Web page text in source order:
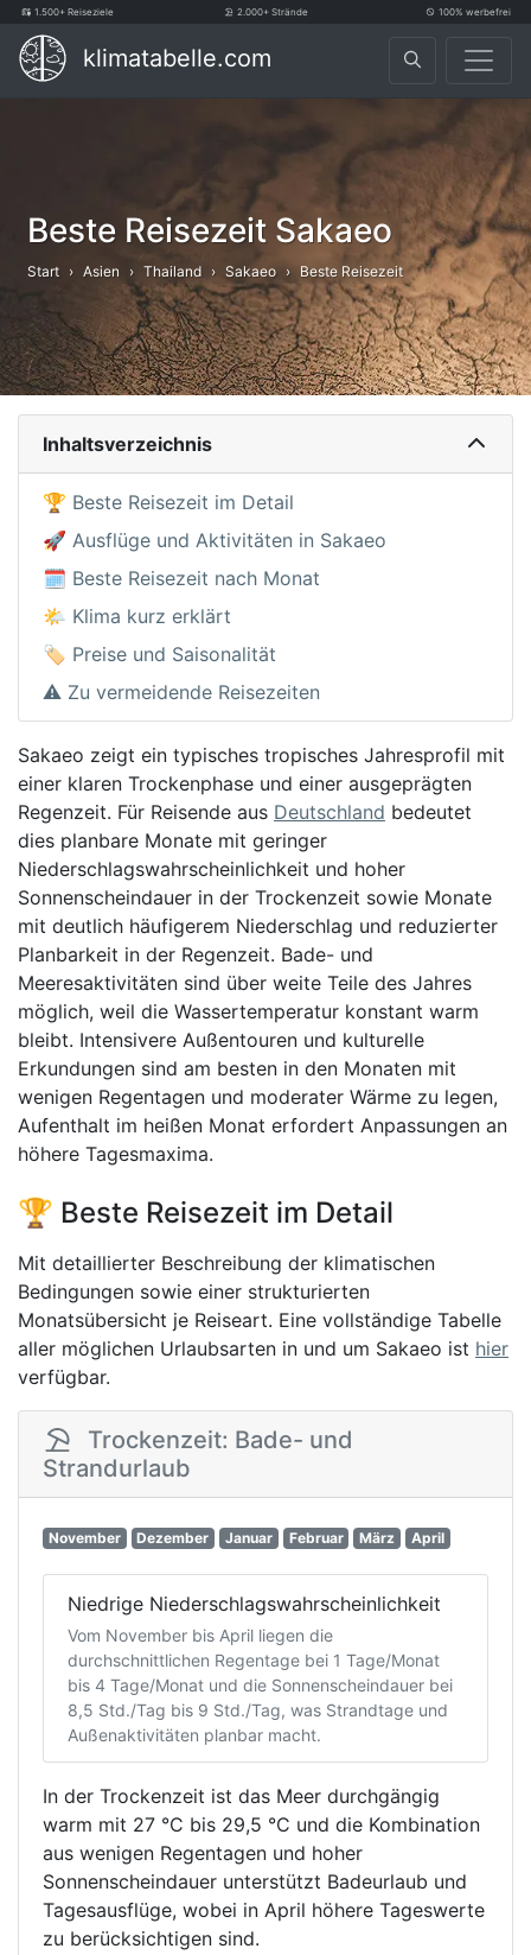
1.500+ Reiseziele 2.000+ Strände 100% werbefrei
klimatabelle.com
Beste Reisezeit Sakaeo
Start Asien Thailand Sakaeo Beste Reisezeit
Inhaltsverzeichnis
🏆 Beste Reisezeit im Detail
🚀 Ausflüge und Aktivitäten in Sakaeo
🗓️ Beste Reisezeit nach Monat
🌤️ Klima kurz erklärt
🏷️ Preise und Saisonalität
⚠️ Zu vermeidende Reisezeiten
Sakaeo zeigt ein typisches tropisches Jahresprofil mit
einer klaren Trockenphase und einer ausgeprägten
Regenzeit. Für Reisende aus Deutschland bedeutet
dies planbare Monate mit geringer
Niederschlagswahrscheinlichkeit und hoher
Sonnenscheindauer in der Trockenzeit sowie Monate
mit deutlich häufigerem Niederschlag und reduzierter
Planbarkeit in der Regenzeit. Bade- und
Meeresaktivitäten sind über weite Teile des Jahres
möglich, weil die Wassertemperatur konstant warm
bleibt. Intensivere Außentouren und kulturelle
Erkundungen sind am besten in den Monaten mit
wenigen Regentagen und moderater Wärme zu legen,
Aufenthalt im heißen Monat erfordert Anpassungen an
höhere Tagesmaxima.
🏆 Beste Reisezeit im Detail
Mit detaillierter Beschreibung der klimatischen
Bedingungen sowie einer strukturierten
Monatsübersicht je Reiseart. Eine vollständige Tabelle
aller möglichen Urlaubsarten in und um Sakaeo ist hier
verfügbar.
Trockenzeit: Bade- und
Strandurlaub
November Dezember Januar Februar März April
Niedrige Niederschlagswahrscheinlichkeit
Vom November bis April liegen die
durchschnittlichen Regentage bei 1 Tage/Monat
bis 4 Tage/Monat und die Sonnenscheindauer bei
8,5 Std./Tag bis 9 Std./Tag, was Strandtage und
Außenaktivitäten planbar macht.
In der Trockenzeit ist das Meer durchgängig
warm mit 27 °C bis 29,5 °C und die Kombination
aus wenigen Regentagen und hoher
Sonnenscheindauer unterstützt Badeurlaub und
Tagesausflüge, wobei in April höhere Tageswerte
zu berücksichtigen sind.